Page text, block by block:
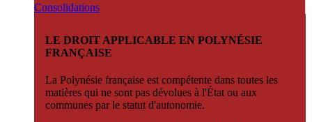
Consolidations
LE DROIT APPLICABLE EN POLYNÉSIE
FRANÇAISE
La Polynésie française est compétente dans toutes les
matières qui ne sont pas dévolues à l'État ou aux
communes par le statut d'autonomie.